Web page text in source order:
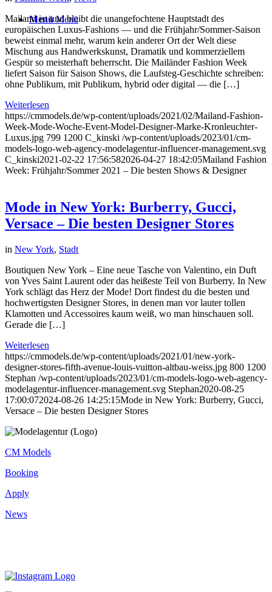
Menü Menü
Mailand ist und bleibt die unangefochtene Hauptstadt des
europäischen Luxus-Fashions — und die Frühjahr/Sommer-Saison
beweist einmal mehr, warum kein anderer Ort der Welt diese
Mischung aus Handwerkskunst, Dramatik und kommerziellem
Gespür so meisterhaft beherrscht. Die Mailänder Fashion Week
liefert Saison für Saison Shows, die Laufsteg-Geschichte schreiben:
ohne Publikum, mit Publikum, hybrid oder digital — die […]
Weiterlesen
https://cmmodels.de/wp-content/uploads/2021/02/Mailand-Fashion-
Week-Mode-Woche-Event-Model-Designer-Marke-Kronleuchter-
Luxus.jpg 799 1200 C_kinski /wp-content/uploads/2023/01/cm-
models-logo-web-agency-modelagentur-influencer-management.svg
C_kinski2021-02-22 17:56:582026-04-27 18:42:05Mailand Fashion
Week: Frühjahr/Sommer 2021 – Die besten Shows & Designer
Mode in New York: Burberry, Gucci,
Versace – Die besten Designer Stores
in New York, Stadt
Boutiquen New York – Eine neue Tasche von Valentino, ein Duft
von Yves Saint Laurent oder das heißeste Teil von Burberry. In New
York schlägt das Herz der Mode! Dort findest du die besten und
hochwertigsten Designer Stores, in denen man vor lauter tollen
Klamotten und Accessoires kaum weiß, wo man hinschauen soll.
Gerade die […]
Weiterlesen
https://cmmodels.de/wp-content/uploads/2021/01/new-york-
designer-stores-fifth-avenue-louis-vuitton-altbau-weiss.jpg 800 1200
Stephan /wp-content/uploads/2023/01/cm-models-logo-web-agency-
modelagentur-influencer-management.svg Stephan2020-08-25
17:00:072024-08-26 14:25:15Mode in New York: Burberry, Gucci,
Versace – Die besten Designer Stores
CM Models
Booking
Apply
News